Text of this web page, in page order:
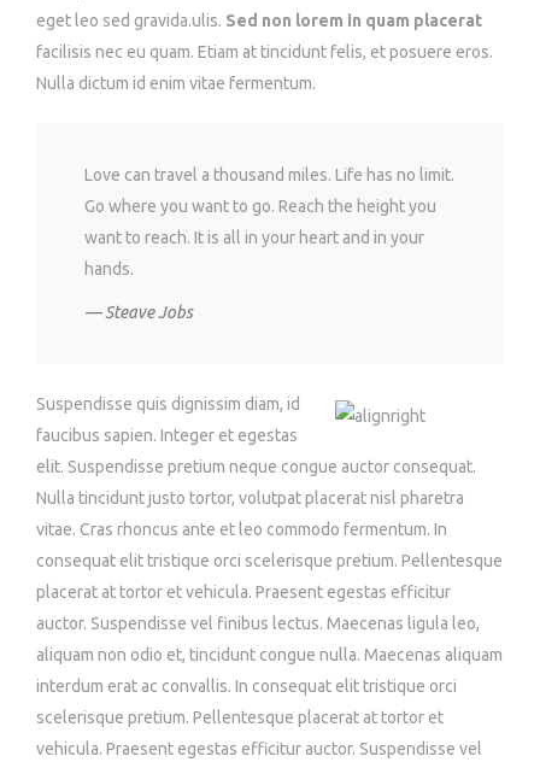
eget leo sed gravida.ulis. Sed non lorem in quam placerat
facilisis nec eu quam. Etiam at tincidunt felis, et posuere eros.
Nulla dictum id enim vitae fermentum.
Love can travel a thousand miles. Life has no limit.
Go where you want to go. Reach the height you
want to reach. It is all in your heart and in your
hands.
Steave Jobs
Suspendisse quis dignissim diam, id
faucibus sapien. Integer et egestas
elit. Suspendisse pretium neque congue auctor consequat.
Nulla tincidunt justo tortor, volutpat placerat nisl pharetra
vitae. Cras rhoncus ante et leo commodo fermentum. In
consequat elit tristique orci scelerisque pretium. Pellentesque
placerat at tortor et vehicula. Praesent egestas efficitur
auctor. Suspendisse vel finibus lectus. Maecenas ligula leo,
aliquam non odio et, tincidunt congue nulla. Maecenas aliquam
interdum erat ac convallis. In consequat elit tristique orci
scelerisque pretium. Pellentesque placerat at tortor et
vehicula. Praesent egestas efficitur auctor. Suspendisse vel